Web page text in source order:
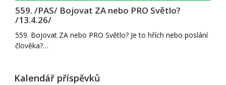
559. /PAS/ Bojovat ZA nebo PRO Světlo?
/13.4.26/
559. Bojovat ZA nebo PRO Světlo? Je to hřích nebo poslání
člověka?…
Kalendář příspěvků